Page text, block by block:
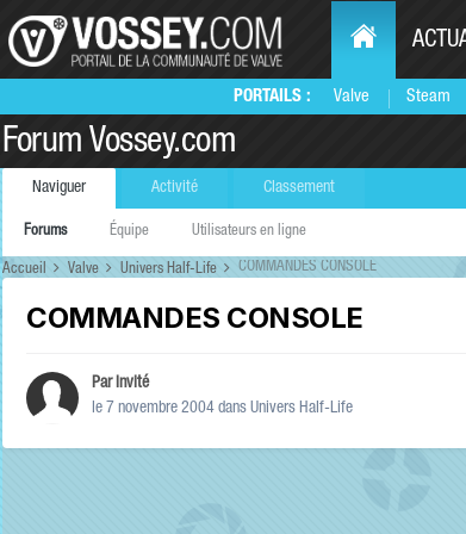
PORTAILS : Valve Steam
Forum Vossey.com
Naviguer
Forums Équipe Utilisateurs en ligne
Activité Classement
Accueil Valve Univers Half-Life COMMANDES CONSOLE
COMMANDES CONSOLE
Par Invité
le 7 novembre 2004 dans Univers Half-Life